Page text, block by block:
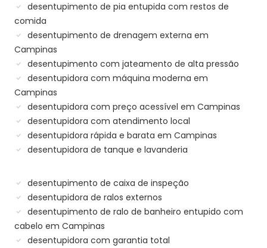
desentupimento de pia entupida com restos de
comida
desentupimento de drenagem externa em
Campinas
desentupimento com jateamento de alta pressão
desentupidora com máquina moderna em
Campinas
desentupidora com preço acessível em Campinas
desentupidora com atendimento local
desentupidora rápida e barata em Campinas
desentupidora de tanque e lavanderia
desentupimento de caixa de inspeção
desentupidora de ralos externos
desentupimento de ralo de banheiro entupido com
cabelo em Campinas
desentupidora com garantia total